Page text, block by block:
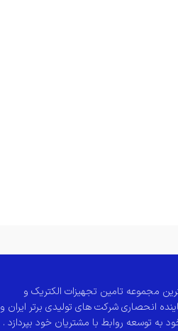
مجموعه تامین تجهیزات الکتریک و
انحصاری شرکت های تولیدی برتر ایران و
به توسعه روابط با مشتریان خود بپردازد .